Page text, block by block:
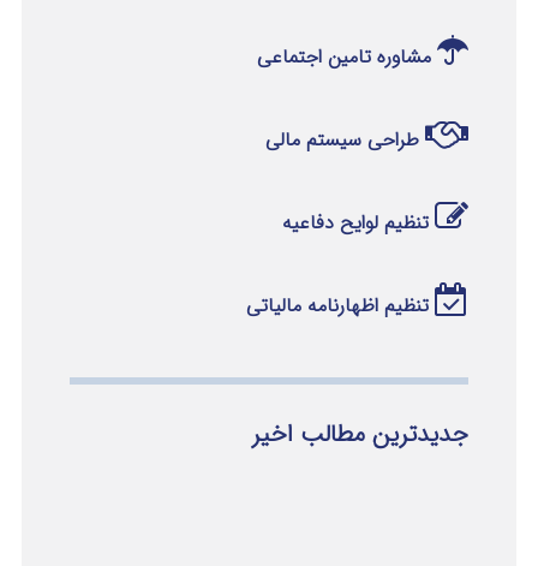
مشاوره تامین اجتماعی
طراحی سیستم مالی
تنظیم لوایح دفاعیه
تنظیم اظهارنامه مالیاتی
جدیدترین مطالب اخیر